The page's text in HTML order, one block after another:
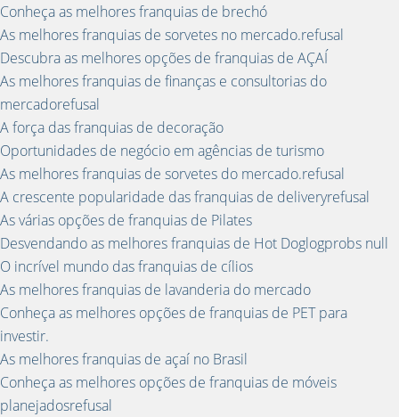
Conheça as melhores franquias de brechó
As melhores franquias de sorvetes no mercado.refusal
Descubra as melhores opções de franquias de AÇAÍ
As melhores franquias de finanças e consultorias do
mercadorefusal
A força das franquias de decoração
Oportunidades de negócio em agências de turismo
As melhores franquias de sorvetes do mercado.refusal
A crescente popularidade das franquias de deliveryrefusal
As várias opções de franquias de Pilates
Desvendando as melhores franquias de Hot Doglogprobs null
O incrível mundo das franquias de cílios
As melhores franquias de lavanderia do mercado
Conheça as melhores opções de franquias de PET para
investir.
As melhores franquias de açaí no Brasil
Conheça as melhores opções de franquias de móveis
planejadosrefusal